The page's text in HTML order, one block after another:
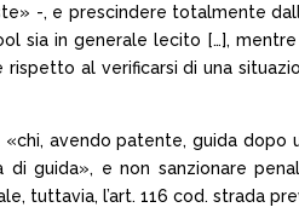
-, e prescindere totalmente
sia in generale lecito […],
al verificarsi di una
avendo patente, guida
guida», e non sanzionare
tuttavia, l’art. 116 cod. strada